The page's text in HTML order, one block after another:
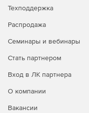
сервисов.
Управление всеми
Автоматизация
среды.
Техподдержка
Распродажа
Семинары и вебинары
Стать партнером
Вход в ЛК партнера
О компании
Вакансии